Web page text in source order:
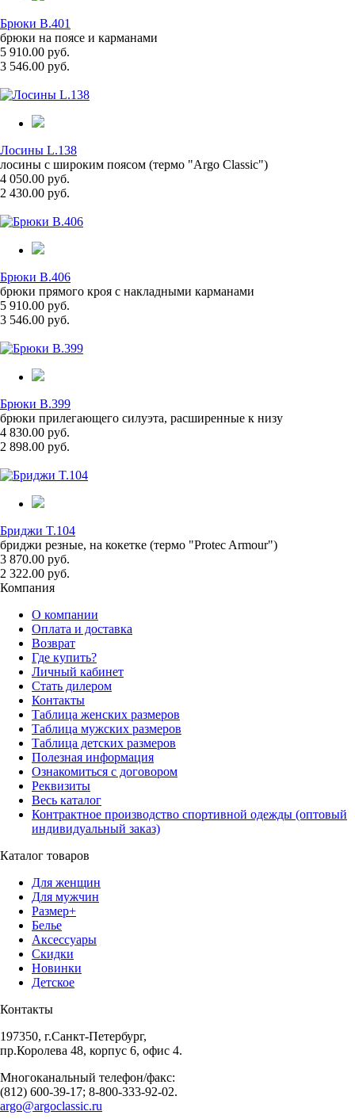
Брюки B.401
брюки на поясе и карманами
5 910.00 руб.
3 546.00 руб.
Лосины L.138
лосины с широким поясом (термо "Argo Classic")
4 050.00 руб.
2 430.00 руб.
Брюки B.406
брюки прямого кроя с накладными карманами
5 910.00 руб.
3 546.00 руб.
Брюки B.399
брюки прилегающего силуэта, расширенные к низу
4 830.00 руб.
2 898.00 руб.
Бриджи T.104
бриджи резные, на кокетке (термо "Protec Armour")
3 870.00 руб.
2 322.00 руб.
Компания
О компании
Оплата и доставка
Возврат
Где купить?
Личный кабинет
Стать дилером
Контакты
Таблица женских размеров
Таблица мужских размеров
Таблица детских размеров
Полезная информация
Ознакомиться с договором
Реквизиты
Весь каталог
Контрактное производство спортивной одежды (оптовый
индивидуальный заказ)
Каталог товаров
Для женщин
Для мужчин
Размер+
Белье
Аксессуары
Скидки
Новинки
Детское
Контакты
197350, г.Санкт-Петербург,
пр.Королева 48, корпус 6, офис 4.
Многоканальный телефон/факс:
(812) 600-39-17; 8-800-333-92-02.
argo@argoclassic.ru